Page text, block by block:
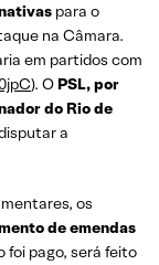
para o
na Câmara.
em partidos com
). O PSL, por
do Rio de
a
os
de emendas
foi pago, será feito